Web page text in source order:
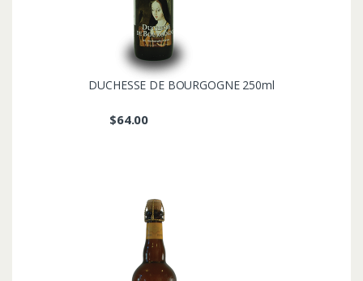
DUCHESSE DE BOURGOGNE 250ml
$64.00